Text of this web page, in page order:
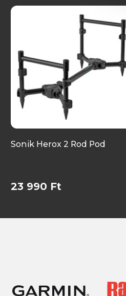
Sonik Herox 2 Rod Pod
23 990 Ft